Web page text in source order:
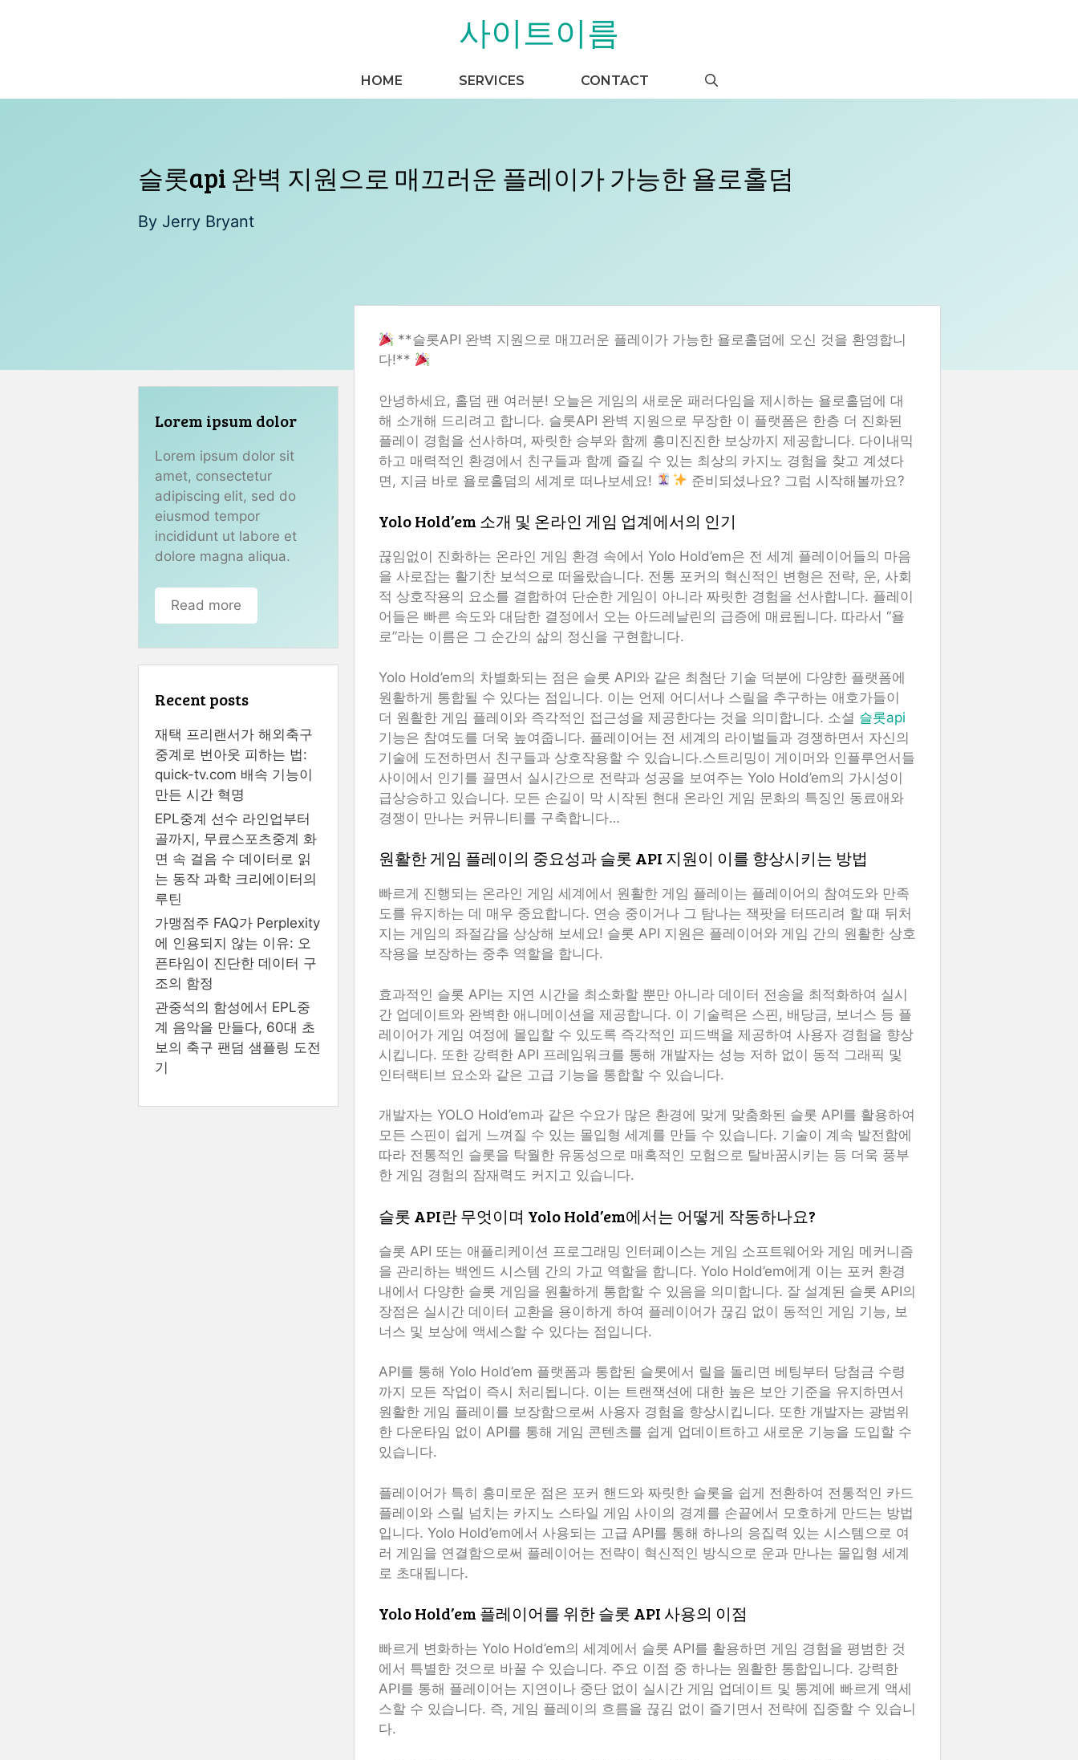
사이트이름
HOME SERVICES CONTACT
슬롯api 완벽 지원으로 매끄러운 플레이가 가능한 욜로홀덤
By Jerry Bryant
**슬롯API 완벽 지원으로 매끄러운 플레이가 가능한 욜로홀덤에 오신 것을 환영합니
다!**
안녕하세요, 홀덤 팬 여러분! 오늘은 게임의 새로운 패러다임을 제시하는 욜로홀덤에 대
해 소개해 드리려고 합니다. 슬롯API 완벽 지원으로 무장한 이 플랫폼은 한층 더 진화된
플레이 경험을 선사하며, 짜릿한 승부와 함께 흥미진진한 보상까지 제공합니다. 다이내믹
하고 매력적인 환경에서 친구들과 함께 즐길 수 있는 최상의 카지노 경험을 찾고 계셨다
면, 지금 바로 욜로홀덤의 세계로 떠나보세요!
준비되셨나요? 그럼 시작해볼까요?
Yolo Hold’em 소개 및 온라인 게임 업계에서의 인기
끊임없이 진화하는 온라인 게임 환경 속에서 Yolo Hold’em은 전 세계 플레이어들의 마음
을 사로잡는 활기찬 보석으로 떠올랐습니다. 전통 포커의 혁신적인 변형은 전략, 운, 사회
적 상호작용의 요소를 결합하여 단순한 게임이 아니라 짜릿한 경험을 선사합니다. 플레이
어들은 빠른 속도와 대담한 결정에서 오는 아드레날린의 급증에 매료됩니다. 따라서 “욜
로”라는 이름은 그 순간의 삶의 정신을 구현합니다.
Yolo Hold’em의 차별화되는 점은 슬롯 API와 같은 최첨단 기술 덕분에 다양한 플랫폼에
원활하게 통합될 수 있다는 점입니다. 이는 언제 어디서나 스릴을 추구하는 애호가들이
더 원활한 게임 플레이와 즉각적인 접근성을 제공한다는 것을 의미합니다. 소셜 슬롯api
기능은 참여도를 더욱 높여줍니다. 플레이어는 전 세계의 라이벌들과 경쟁하면서 자신의
기술에 도전하면서 친구들과 상호작용할 수 있습니다.스트리밍이 게이머와 인플루언서들
사이에서 인기를 끌면서 실시간으로 전략과 성공을 보여주는 Yolo Hold’em의 가시성이
급상승하고 있습니다. 모든 손길이 막 시작된 현대 온라인 게임 문화의 특징인 동료애와
경쟁이 만나는 커뮤니티를 구축합니다…
원활한 게임 플레이의 중요성과 슬롯 API 지원이 이를 향상시키는 방법
빠르게 진행되는 온라인 게임 세계에서 원활한 게임 플레이는 플레이어의 참여도와 만족
도를 유지하는 데 매우 중요합니다. 연승 중이거나 그 탐나는 잭팟을 터뜨리려 할 때 뒤처
지는 게임의 좌절감을 상상해 보세요! 슬롯 API 지원은 플레이어와 게임 간의 원활한 상호
작용을 보장하는 중추 역할을 합니다.
효과적인 슬롯 API는 지연 시간을 최소화할 뿐만 아니라 데이터 전송을 최적화하여 실시
간 업데이트와 완벽한 애니메이션을 제공합니다. 이 기술력은 스핀, 배당금, 보너스 등 플
레이어가 게임 여정에 몰입할 수 있도록 즉각적인 피드백을 제공하여 사용자 경험을 향상
시킵니다. 또한 강력한 API 프레임워크를 통해 개발자는 성능 저하 없이 동적 그래픽 및
인터랙티브 요소와 같은 고급 기능을 통합할 수 있습니다.
개발자는 YOLO Hold’em과 같은 수요가 많은 환경에 맞게 맞춤화된 슬롯 API를 활용하여
모든 스핀이 쉽게 느껴질 수 있는 몰입형 세계를 만들 수 있습니다. 기술이 계속 발전함에
따라 전통적인 슬롯을 탁월한 유동성으로 매혹적인 모험으로 탈바꿈시키는 등 더욱 풍부
한 게임 경험의 잠재력도 커지고 있습니다.
슬롯 API란 무엇이며 Yolo Hold’em에서는 어떻게 작동하나요?
슬롯 API 또는 애플리케이션 프로그래밍 인터페이스는 게임 소프트웨어와 게임 메커니즘
을 관리하는 백엔드 시스템 간의 가교 역할을 합니다. Yolo Hold’em에게 이는 포커 환경
내에서 다양한 슬롯 게임을 원활하게 통합할 수 있음을 의미합니다. 잘 설계된 슬롯 API의
장점은 실시간 데이터 교환을 용이하게 하여 플레이어가 끊김 없이 동적인 게임 기능, 보
너스 및 보상에 액세스할 수 있다는 점입니다.
API를 통해 Yolo Hold’em 플랫폼과 통합된 슬롯에서 릴을 돌리면 베팅부터 당첨금 수령
까지 모든 작업이 즉시 처리됩니다. 이는 트랜잭션에 대한 높은 보안 기준을 유지하면서
원활한 게임 플레이를 보장함으로써 사용자 경험을 향상시킵니다. 또한 개발자는 광범위
한 다운타임 없이 API를 통해 게임 콘텐츠를 쉽게 업데이트하고 새로운 기능을 도입할 수
있습니다.
플레이어가 특히 흥미로운 점은 포커 핸드와 짜릿한 슬롯을 쉽게 전환하여 전통적인 카드
플레이와 스릴 넘치는 카지노 스타일 게임 사이의 경계를 손끝에서 모호하게 만드는 방법
입니다. Yolo Hold’em에서 사용되는 고급 API를 통해 하나의 응집력 있는 시스템으로 여
러 게임을 연결함으로써 플레이어는 전략이 혁신적인 방식으로 운과 만나는 몰입형 세계
로 초대됩니다.
Yolo Hold’em 플레이어를 위한 슬롯 API 사용의 이점
빠르게 변화하는 Yolo Hold’em의 세계에서 슬롯 API를 활용하면 게임 경험을 평범한 것
에서 특별한 것으로 바꿀 수 있습니다. 주요 이점 중 하나는 원활한 통합입니다. 강력한
API를 통해 플레이어는 지연이나 중단 없이 실시간 게임 업데이트 및 통계에 빠르게 액세
스할 수 있습니다. 즉, 게임 플레이의 흐름을 끊김 없이 즐기면서 전략에 집중할 수 있습니
다.
Lorem ipsum dolor
Lorem ipsum dolor sit
amet, consectetur
adipiscing elit, sed do
eiusmod tempor
incididunt ut labore et
dolore magna aliqua.
Read more
Recent posts
재택 프리랜서가 해외축구
중계로 번아웃 피하는 법:
quick-tv.com 배속 기능이
만든 시간 혁명
EPL중계 선수 라인업부터
골까지, 무료스포츠중계 화
면 속 걸음 수 데이터로 읽
는 동작 과학 크리에이터의
루틴
가맹점주 FAQ가 Perplexity
에 인용되지 않는 이유: 오
픈타임이 진단한 데이터 구
조의 함정
관중석의 함성에서 EPL중
계 음악을 만들다, 60대 초
보의 축구 팬덤 샘플링 도전
기